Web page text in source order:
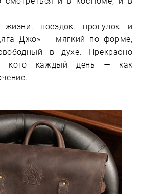
поездок, прогулок и
Джо» — мягкий по форме,
в духе. Прекрасно
кого каждый день — как